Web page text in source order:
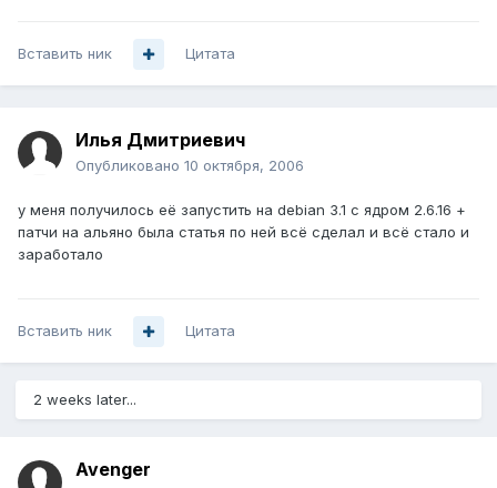
Вставить ник Цитата
Илья Дмитриевич
Опубликовано 10 октября, 2006
у меня получилось её запустить на debian 3.1 с ядром 2.6.16 +
патчи на альяно была статья по ней всё сделал и всё стало и
заработало
Вставить ник Цитата
2 weeks later...
Avenger